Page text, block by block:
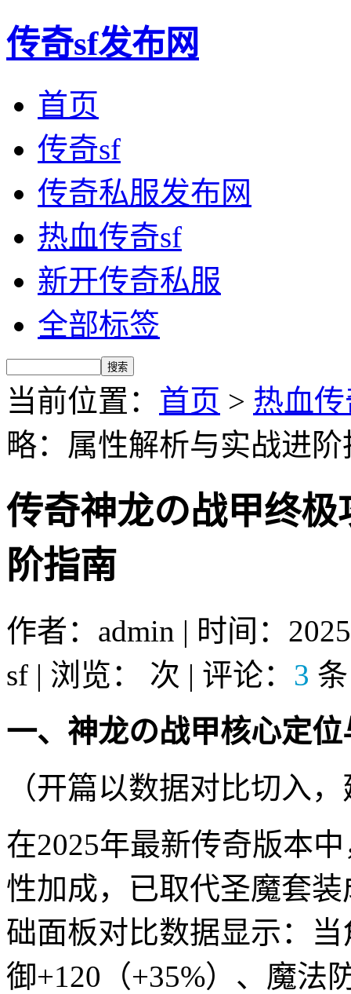
传奇sf发布网
首页
传奇sf
传奇私服发布网
热血传奇sf
新开传奇私服
全部标签
当前位置： 首页 > 热血
略：属性解析与实战进阶
传奇神龙の战甲终
阶指南
作者：admin | 时间：
sf | 浏览：
次 | 评论： 3 条
一、神龙の战甲核心定
（开篇以数据对比切入
在2025年最新传奇版本
性加成，已取代圣魔套
础面板对比数据显示：
御+120（+35%）、魔法